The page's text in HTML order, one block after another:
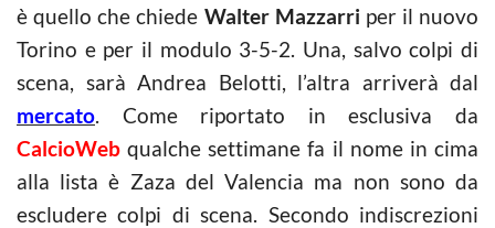
è quello che chiede Walter Mazzarri per il nuovo
Torino e per il modulo 3-5-2. Una, salvo colpi di
scena, sarà Andrea Belotti, l’altra arriverà dal
mercato. Come riportato in esclusiva da
CalcioWeb qualche settimane fa il nome in cima
alla lista è Zaza del Valencia ma non sono da
escludere colpi di scena. Secondo indiscrezioni